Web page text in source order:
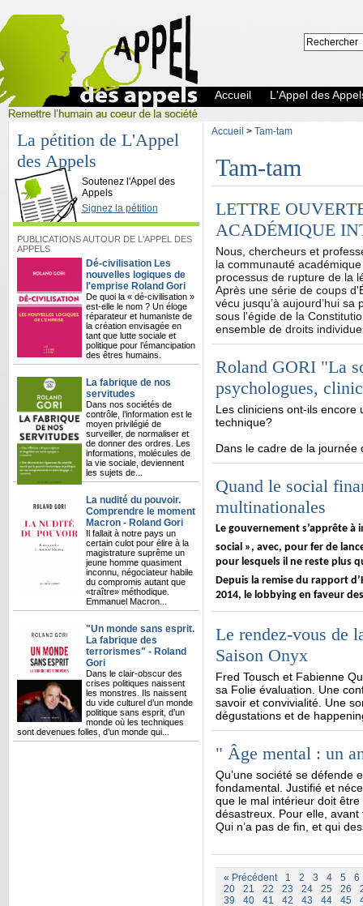
L'Appel des Appels
Accueil L'Appel des
La pétition de L'Appel
des Appels
Soutenez l'Appel des
Appels
Signez la pétition
PUBLICATIONS AUTOUR DE L'APPEL DES
APPELS
Dé-civilisation Les
nouvelles logiques de
l'emprise Roland Gori
De quoi la « dé-civilisation »
est-elle le nom ? Un éloge
réparateur et humaniste de
la création envisagée en
tant que lutte sociale et
politique pour l’émancipation
des êtres humains.
La fabrique de nos
servitudes
Dans nos sociétés de
contrôle, l’information est le
moyen privilégié de
surveiller, de normaliser et
de donner des ordres. Les
informations, molécules de
la vie sociale, deviennent
les sujets de...
La nudité du pouvoir.
Comprendre le moment
Macron - Roland Gori
Il fallait à notre pays un
certain culot pour élire à la
magistrature suprême un
jeune homme quasiment
inconnu, négociateur habile
du compromis autant que
«traître» méthodique.
Emmanuel Macron...
"Un monde sans esprit.
La fabrique des
terrorismes" - Roland
Gori
Dans le clair-obscur des
crises politiques naissent
les monstres. Ils naissent
du vide culturel d’un monde
politique sans esprit, d’un
monde où les techniques
sont devenues folles, d’un monde qui...
Accueil > Tam-tam
Tam-tam
LETTRE
ACADÉMIQUE
Nous, chercheurs et
la communauté
processus de rupture de la
Après une série de coups
vécu jusqu’à aujourd’hui
sous l'égide de la
ensemble de droits
Roland GORI "La
psychologues,
Les cliniciens ont-ils encore
technique?
Dans le cadre de la journée
Quand le social
multinationales
Le gouvernement s’apprête à
social », avec, pour fer de
pour lesquels il ne reste plus
Depuis la remise du rapport
2014, le lobbying en faveur des
Le rendez-vous de
Saison Onyx
Fred Tousch et Fabienne
sa Folie évaluation. Une
savoir et convivialité. Une
dégustations et de
" Âge mental : un
Qu’une société se défende
fondamental. Justifié et
que le mal intérieur doit
désastreux. Pour elle,
Qui n’a pas de fin, et qui
« Précédent 1 2 3 4 5
6
20
21 22 23 24 25 26
39
40 41 42 43 44 45